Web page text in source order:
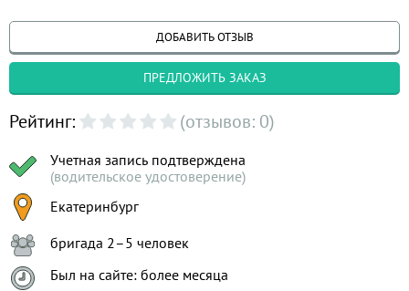
ДОБАВИТЬ ОТЗЫВ
ПРЕДЛОЖИТЬ ЗАКАЗ
Рейтинг: (отзывов: 0)
Учетная запись подтверждена
(водительское удостоверение)
Екатеринбург
бригада 2–5 человек
Был на сайте: более месяца